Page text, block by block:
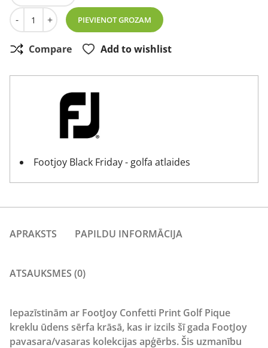
-
Vīriešu polo krekliņš Footjoy Confetti Print Pique aqua
+ PIEVIENOT GROZAM
Compare Add to wishlist
Footjoy Black Friday - golfa atlaides
APRAKSTS PAPILDU INFORMĀCIJA
ATSAUKSMES (0)
Iepazīstinām ar FootJoy Confetti Print Golf Pique
kreklu ūdens sērfa krāsā, kas ir izcils šī gada FootJoy
pavasara/vasaras kolekcijas apģērbs. Šis uzmanību